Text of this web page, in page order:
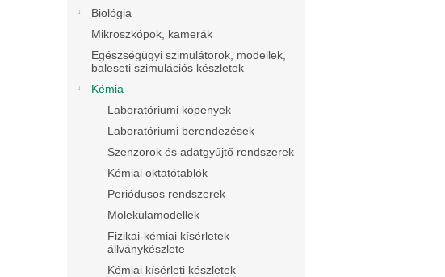
Biológia
Mikroszkópok, kamerák
Egészségügyi szimulátorok, modellek,
baleseti szimulációs készletek
Kémia
Laboratóriumi köpenyek
Laboratóriumi berendezések
Szenzorok és adatgyűjtő rendszerek
Kémiai oktatótablók
Periódusos rendszerek
Molekulamodellek
Fizikai-kémiai kísérletek
állványkészlete
Kémiai kísérleti készletek